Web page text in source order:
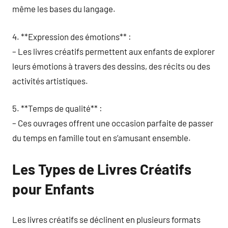
même les bases du langage.
4. **Expression des émotions** :
– Les livres créatifs permettent aux enfants de explorer
leurs émotions à travers des dessins, des récits ou des
activités artistiques.
5. **Temps de qualité** :
– Ces ouvrages offrent une occasion parfaite de passer
du temps en famille tout en s’amusant ensemble.
Les Types de Livres Créatifs
pour Enfants
Les livres créatifs se déclinent en plusieurs formats